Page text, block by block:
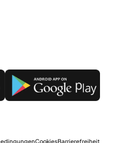
CookiesBarrierefreiheit